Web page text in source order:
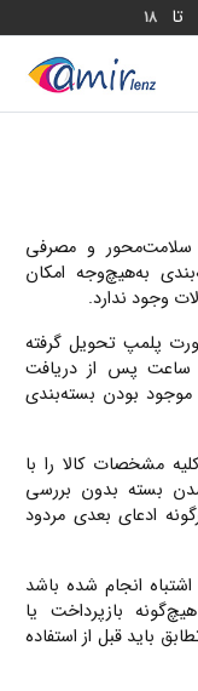
تا 18
سلامت‌محور و مصرفی
به‌هیچ‌وجه امکان
وجود ندارد.
پلمپ تحویل گرفته
۲۴ ساعت پس از دریافت
بودن بسته‌بندی
مشخصات کالا را با
بسته بدون بررسی
ادعای بعدی مردود
انجام شده باشد
بازپرداخت یا
باید قبل از استفاده